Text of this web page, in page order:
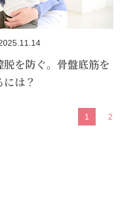
を防ぐ。骨盤底筋を
は？
1 2